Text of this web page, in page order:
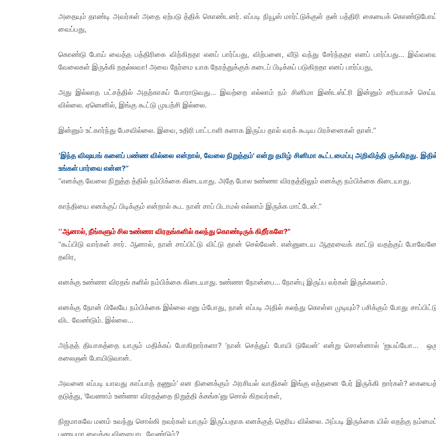
அதையும் தாண்டி அவர்கள் அதை ஏற்படு த்திக் கொண்டனர். எப்படி நியூஸ் மார்ட்டுக்குள் தன் பத்திரி கையைக்
வைப்பது,
கொண்டு போய் வைத்த பத்திரிகை விற்கிறதா எனப் பார்ப்பது, விற்பனை, வீடு வந்து சேர்ந்ததா எனப் பார்ப்பது...
வேலைகள் இருக்கி றதல்லவா! அவை நேர்மை யாக நேரத்துக்குக் கடைப் பிடிக்கப் படுகிறதா எனப் பார்ப்பது,
அது இல்லாத பட்சத்தில் அதற்காகப் போராடுவது... இவற்றை எல்லாம் நம் சினிமா இண்டஸ்ட்ரி இன்னும் சரியாகச்
வில்லை. ஏனெனில், இங்கு கூட்டு முயற்சி இல்லை.
இன்னும் உட்கார்ந்து பேசவில்லை. இவை, உதிரி பாட்டாளி களாக இருப்ப தால் வரக் கூடிய பிரச்னைகள் தான்.’’
‘இந்த விஷயங் களைப் பண்ண வில்லை என்றால், வேலை நிறுத்தம்' என்று தமிழ் சினிமா கூட்டமைப்பு அறிவித்தி ருக்கிறது.
உங்கள் பார்வை என்ன?’’
‘‘எனக்கு வேலை நிறுத்த த்தில் நம்பிக்கை கிடையாது. அதே போல உண்ணா விரதத்திலும் எனக்கு நம்பிக்கை கிடையாது.
காந்தியை எனக்குப் பிடிக்கும் என்றால் கூட நான் சாப் பிடாமல் எல்லாம் இருக்க மாட்டேன்.’’
‘‘ஆனால், நீங்களும் சில உண்ணா விரதங்களில் கலந்து கொண்டிருக் கிறீர்களே?”
‘‘கூப்பிடு வார்கள் சார். ஆனால், நான் சாப்பிட்டு விட்டு தான் செல்வேன். என்னுடைய ஆதரவைக் காட்டு வதற்குப்
தவிர,
எனக்கு உண்ணா விரதங் களில் நம்பிக்கை கிடையாது. உண்ணா நோன்பை... நோன்பு இருப்ப வர்கள் இருக்கலாம்.
எனக்கு நோன் பிலேயே நம்பிக்கை இல்லை எனு ம்போது, நான் எப்படி அதில் கலந்து கொள்ள முடியும்? பசிக்கும் போது
விட வேண்டும். இல்லை...
அந்தத் தியாகத்தை யாரும் மதிக்கப் போகிறார்களா? ‘நான் செத்துப் போயி டுவேன்’ என்று சொன்னால் ‘ஐயய்யோ...
கலைஞன் போயிடுவான்.
அவனை எப்படி யாவது காப்பாத் தணும்’ என நினைக்கும் அரசியல் வாதிகள் இங்கு எத்தனை பேர் இருக்கி றார்கள்?
தடுத்து, ‘வேணாம் உண்ணா விரதத்தை நிறுத்தி க்கங்க’னு சொல் கிறவர்கள்,
நிஜமாகவே மனம் உவந்து சொல்கி றவர்கள் யாரும் இருப்பதாக எனக்குத் தெரிய வில்லை. அப்படி இருக்கை யில் எதற்கு
பணயமா வைத்து விளையாட வேண்டும்?